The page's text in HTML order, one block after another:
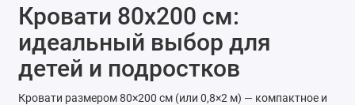
Кровати 80x200 см:
идеальный выбор для
детей и подростков
Кровати размером 80×200 см (или 0,8×2 м) — компактное и
Антрацит Коньяк Дуб артізан Зелені